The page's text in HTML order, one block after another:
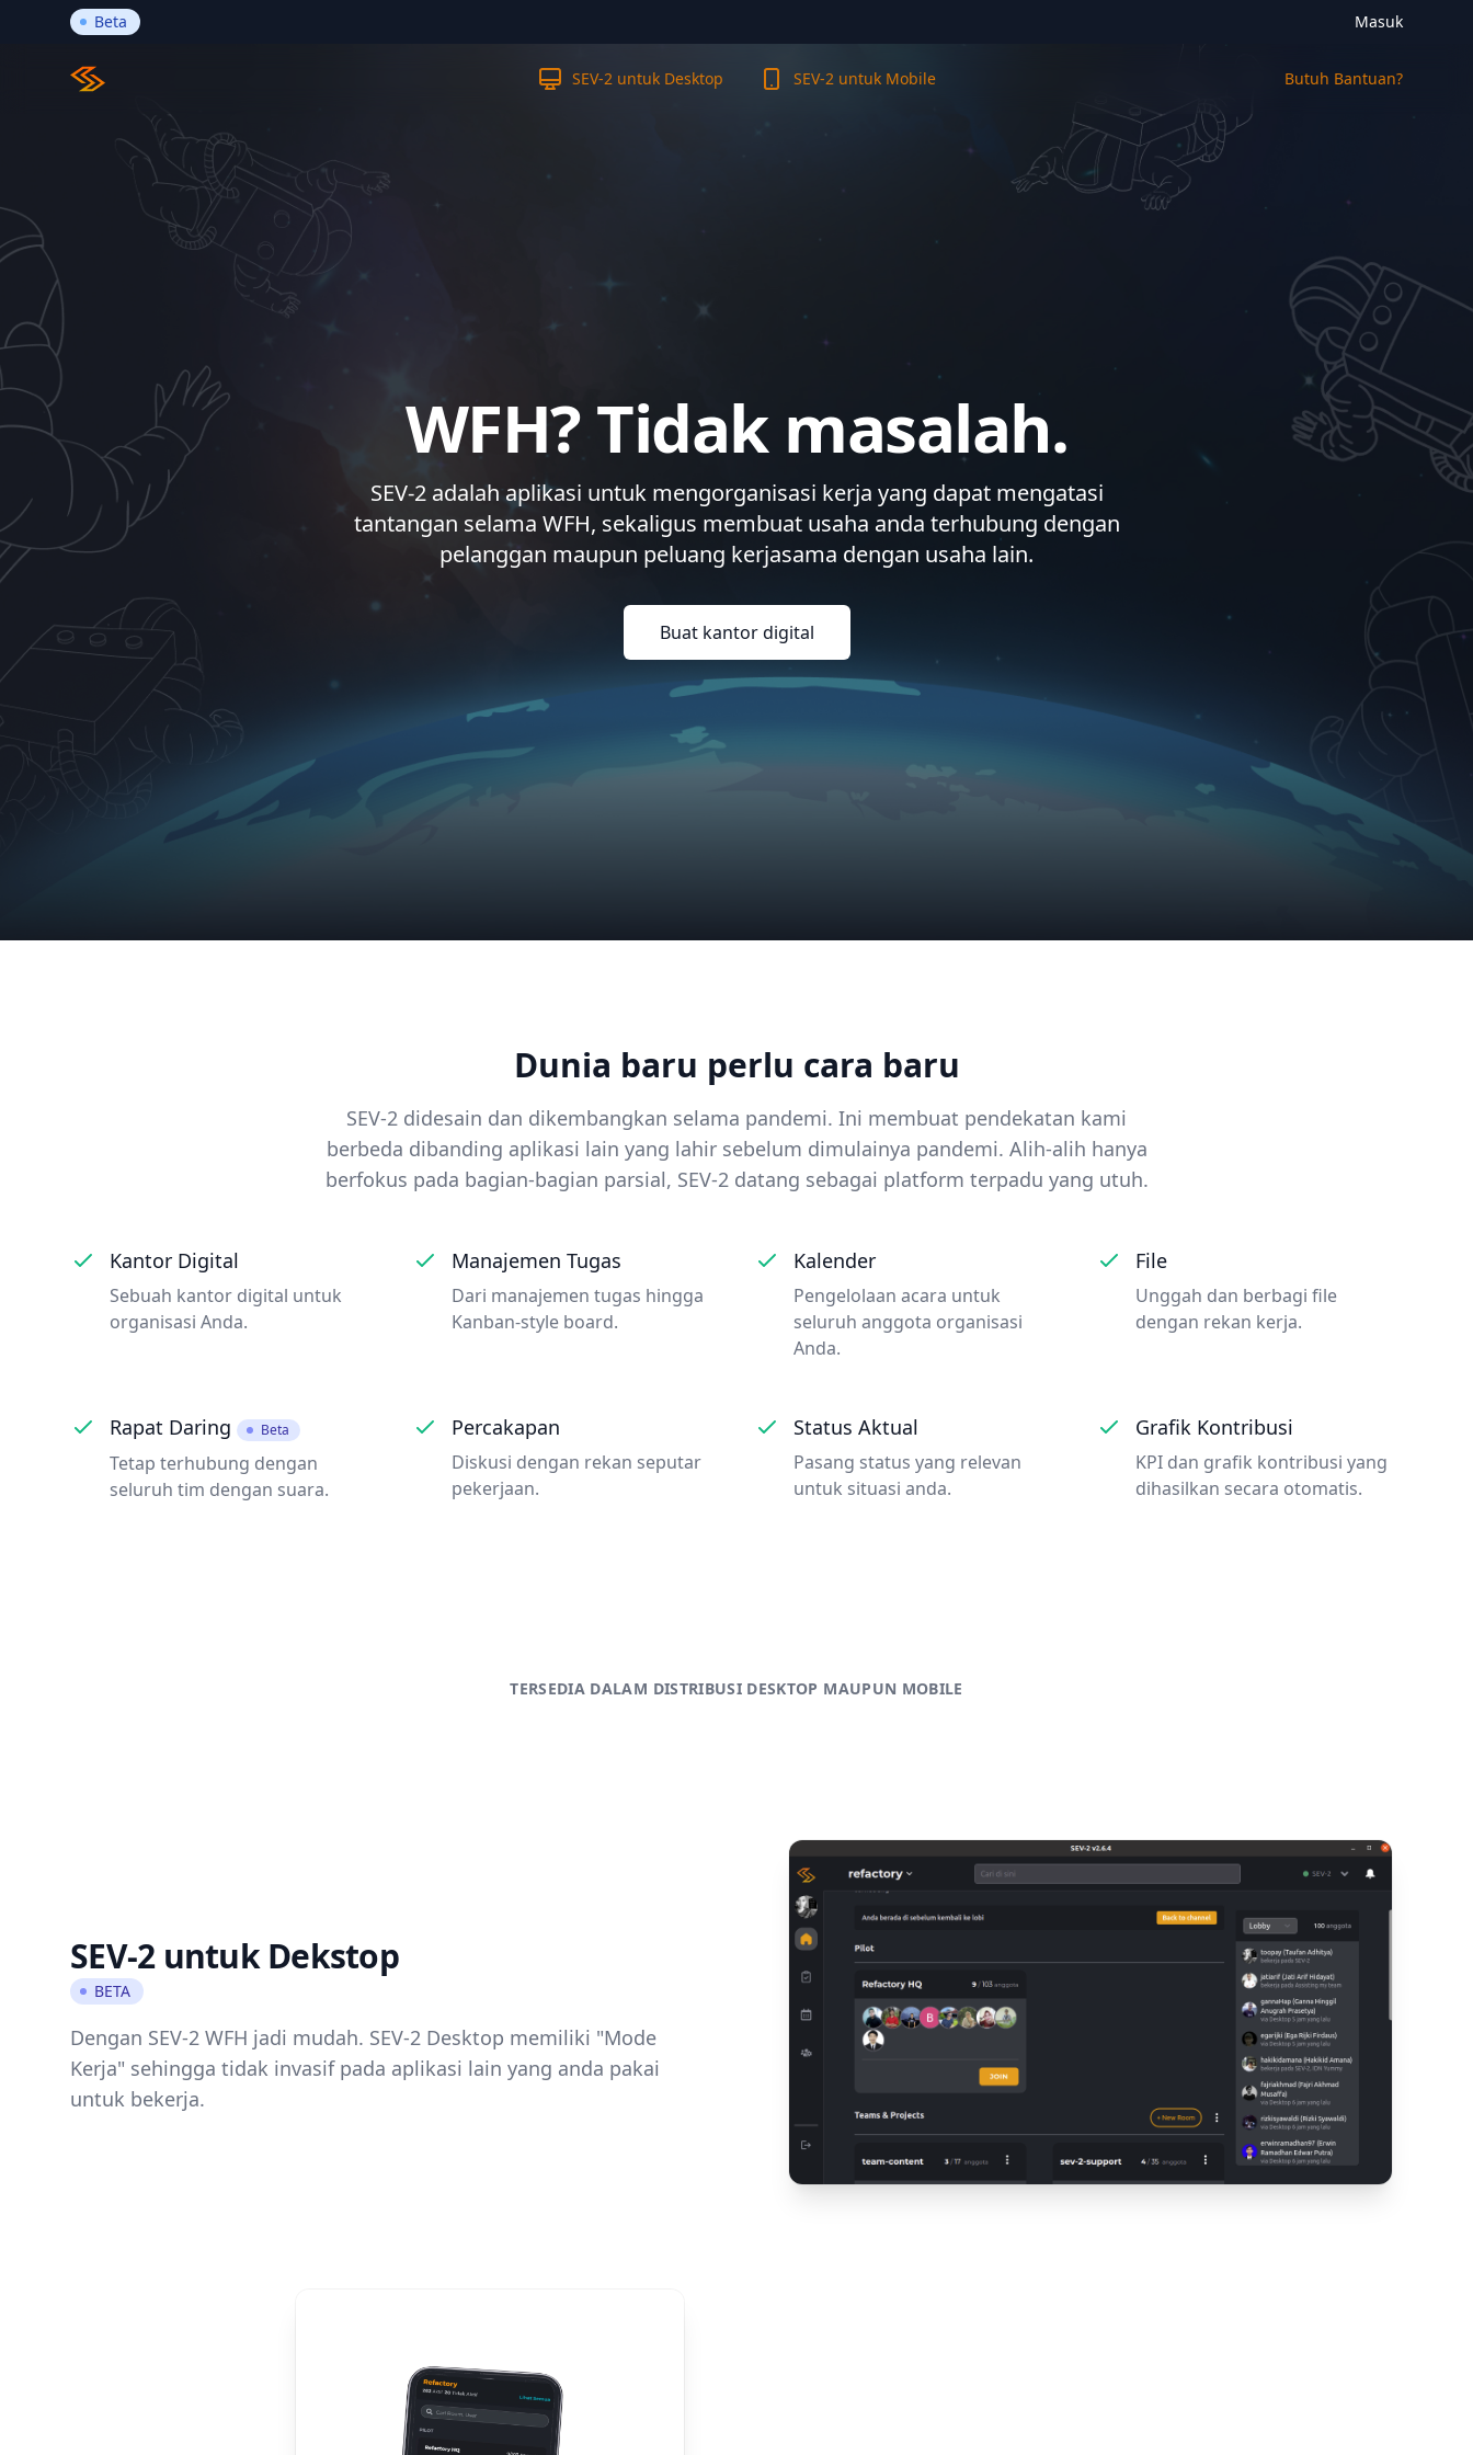
Beta Masuk
SEV-2 SEV-2 untuk Desktop SEV-2 untuk Mobile Butuh Bantuan?
WFH? Tidak masalah.
SEV-2 adalah aplikasi untuk mengorganisasi kerja yang dapat mengatasi
tantangan selama WFH, sekaligus membuat usaha anda terhubung dengan
pelanggan maupun peluang kerjasama dengan usaha lain.
Buat kantor digital
Dunia baru perlu cara baru
SEV-2 didesain dan dikembangkan selama pandemi. Ini membuat pendekatan kami
berbeda dibanding aplikasi lain yang lahir sebelum dimulainya pandemi. Alih-alih hanya
berfokus pada bagian-bagian parsial, SEV-2 datang sebagai platform terpadu yang utuh.
Kantor Digital
Sebuah kantor digital untuk
organisasi Anda.
Manajemen Tugas
Dari manajemen tugas hingga
Kanban-style board.
Kalender
Pengelolaan acara untuk
seluruh anggota organisasi
Anda.
File
Unggah dan berbagi file
dengan rekan kerja.
Rapat Daring Beta
Tetap terhubung dengan
seluruh tim dengan suara.
Percakapan
Diskusi dengan rekan seputar
pekerjaan.
Status Aktual
Pasang status yang relevan
untuk situasi anda.
Grafik Kontribusi
KPI dan grafik kontribusi yang
dihasilkan secara otomatis.
TERSEDIA DALAM DISTRIBUSI DESKTOP MAUPUN MOBILE
SEV-2 untuk Dekstop
BETA
Dengan SEV-2 WFH jadi mudah. SEV-2 Desktop memiliki "Mode
Kerja" sehingga tidak invasif pada aplikasi lain yang anda pakai
untuk bekerja.